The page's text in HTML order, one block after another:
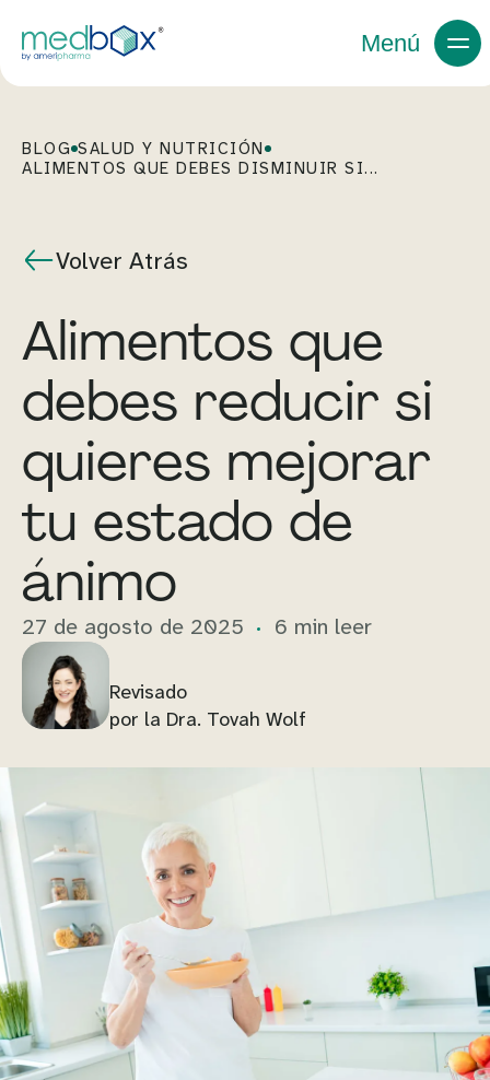
Menú
BLOG SALUD Y NUTRICIÓN
ALIMENTOS QUE DEBES DISMINUIR SI...
Volver Atrás
Alimentos que
debes reducir si
quieres mejorar
tu estado de
ánimo
27 de agosto de 2025 6 min leer
Revisado
por la Dra. Tovah Wolf